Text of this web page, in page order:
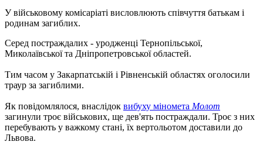
У військовому комісаріаті висловлюють співчуття батькам і
родинам загиблих.
Серед постраждалих - уродженці Тернопільської,
Миколаївської та Дніпропетровської областей.
Тим часом у Закарпатській і Рівненській областях оголосили
траур за загиблими.
Як повідомлялося, внаслідок вибуху міномета Молот
загинули троє військових, ще дев'ять постраждали. Троє з них
перебувають у важкому стані, їх вертольотом доставили до
Львова.